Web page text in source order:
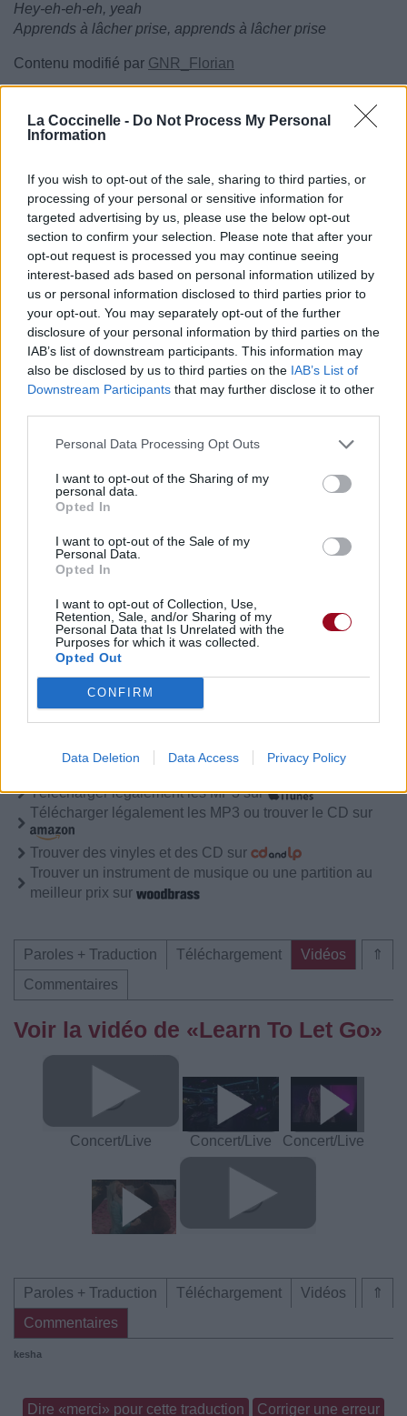
La Coccinelle - Do Not Process My Personal
Information
If you wish to opt-out of the sale, sharing to third parties, or
processing of your personal or sensitive information for
targeted advertising by us, please use the below opt-out
section to confirm your selection. Please note that after your
opt-out request is processed you may continue seeing
interest-based ads based on personal information utilized by
us or personal information disclosed to third parties prior to
your opt-out. You may separately opt-out of the further
disclosure of your personal information by third parties on the
IAB’s list of downstream participants. This information may
also be disclosed by us to third parties on the IAB’s List of
Downstream Participants that may further disclose it to other
Personal Data Processing Opt Outs
I want to opt-out of the Sharing of my
personal data.
Opted In
I want to opt-out of the Sale of my
Personal Data.
Opted In
I want to opt-out of Collection, Use,
Retention, Sale, and/or Sharing of my
Personal Data that Is Unrelated with the
Purposes for which it was collected.
Opted Out
CONFIRM
Data Deletion Data Access Privacy Policy
Hey-eh-eh-eh, yeah
Apprends à lâcher prise, apprends à lâcher prise
Contenu modifié par GNR_Florian
Publié parNekung 9117 3 4 6 le 28 juillet 2017 à
Chanteurs :
Albums : Rainbow
Paroles + Traduction Téléchargement
Vidéos
Commentaires
Télécharger légalement les MP3 sur
Télécharger légalement les MP3 ou trouver le CD sur
Trouver des vinyles et des CD sur
Trouver un instrument de musique ou une partition au
meilleur prix sur
⇑
Paroles + Traduction Téléchargement
Vidéos
Commentaires
Voir la vidéo de «Learn To Let Go»
Concert/Live Concert/Live Concert/Live
⇑
Paroles + Traduction Téléchargement
Vidéos
Commentaires
kesha
Dire «merci» pour cette traduction Corriger une erreur